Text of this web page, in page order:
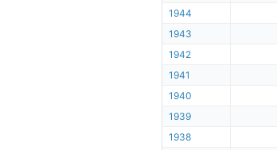
1944
1943
1942
1941
1940
1939
1938